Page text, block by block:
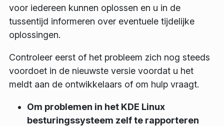
voor iedereen kunnen oplossen en u in de
tussentijd informeren over eventuele tijdelijke
oplossingen.
Controleer eerst of het probleem zich nog steeds
voordoet in de nieuwste versie voordat u het
meldt aan de ontwikkelaars of om hulp vraagt.
Om problemen in het KDE Linux
besturingssysteem zelf te rapporteren